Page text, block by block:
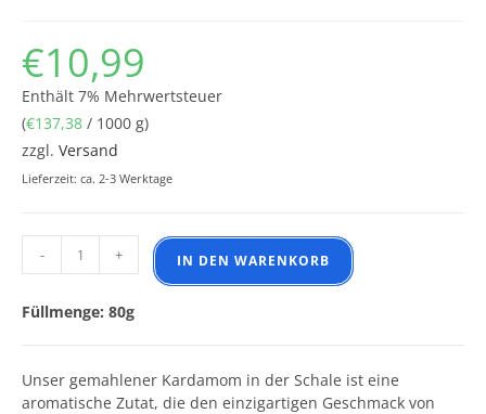
€10,99
Enthält 7% Mehrwertsteuer
(€137,38 / 1000 g)
zzgl. Versand
Lieferzeit: ca. 2-3 Werktage
Kardamom in der Schale gemahlen Menge
- + IN DEN WARENKORB
Füllmenge: 80g
Unser gemahlener Kardamom in der Schale ist eine
aromatische Zutat, die den einzigartigen Geschmack von